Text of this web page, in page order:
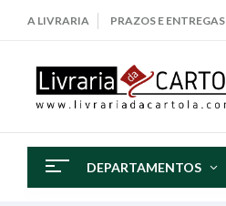
A LIVRARIA PRAZOS E ENTREGAS
DEPARTAMENTOS